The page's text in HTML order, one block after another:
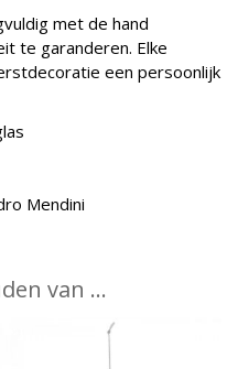
met de hand
te garanderen. Elke
een persoonlijk
Mendini
van …